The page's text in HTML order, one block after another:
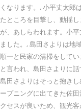
くなります。, 小平丈太郎
たところを目撃し、動揺
が、あしらわれます。小
ました。, 島田さよりは地
順一と民家の清掃をして
と言われ、島田さよりに
島田さよりはそっと抱き
ープニングに出てきた佐
クセスが良いため、観光